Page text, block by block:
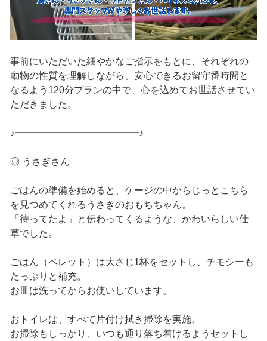
事前にいただいた細やかなご指示をもとに、それぞれの
動物の性質を理解しながら、安心できるお留守番時間と
なるよう120分プランの中で、心を込めてお世話させてい
ただきました。
♪━━━━━━━━━━━━━♪
◎ うさぎさん
ごはんの準備を始めると、ケージの中からじっとこちら
を見つめてくれるうさぎのおもちちゃん。
「待ってたよ」と伝わってくるような、かわいらしい仕
草でした。
ごはん（ペレット）は大さじ1杯をセットし、チモシーも
たっぷりと補充。
お皿は洗ってからお使いしています。
おトイレは、すべて片付け拭き掃除を実施。
お掃除もしっかり、いつも通り落ち着けるようセットし